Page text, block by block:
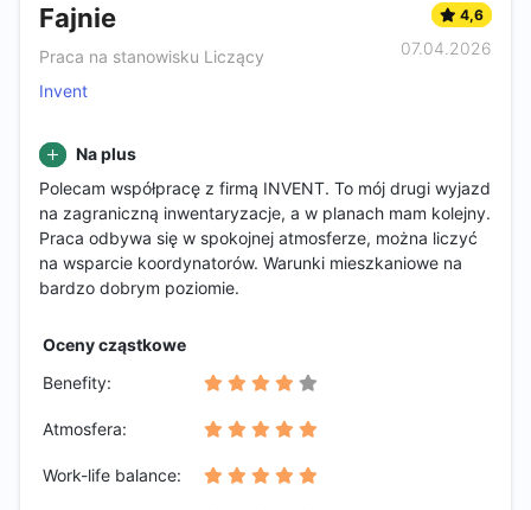
Fajnie
Praca na stanowisku Liczący
Invent
4,6
07.04.2026
Na plus
Polecam współpracę z firmą INVENT. To mój drugi wyjazd
na zagraniczną inwentaryzacje, a w planach mam kolejny.
Praca odbywa się w spokojnej atmosferze, można liczyć
na wsparcie koordynatorów. Warunki mieszkaniowe na
bardzo dobrym poziomie.
Oceny cząstkowe
Benefity:
Atmosfera:
Work-life balance: